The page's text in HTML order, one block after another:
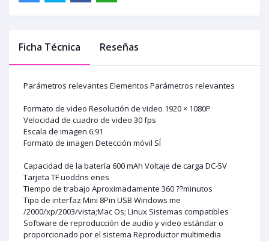
Ficha Técnica Reseñas
Parámetros relevantes Elementos Parámetros relevantes
Formato de video Resolución de video 1920 × 1080P
Velocidad de cuadro de video 30 fps
Escala de imagen 6:91
Formato de imagen Detección móvil SÍ
Capacidad de la batería 600 mAh Voltaje de carga DC-5V
Tarjeta TF uoddns enes
Tiempo de trabajo Aproximadamente 360 ??minutos
Tipo de interfaz Mini 8Pin USB Windows me
/2000/xp/2003/vista;Mac Os; Linux Sistemas compatibles
Software de reproducción de audio y video estándar o
proporcionado por el sistema Reproductor multimedia